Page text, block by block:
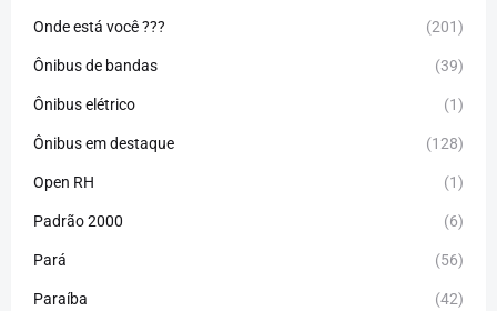
Onde está você ??? (201)
Ônibus de bandas (39)
Ônibus elétrico (1)
Ônibus em destaque (128)
Open RH (1)
Padrão 2000 (6)
Pará (56)
Paraíba (42)